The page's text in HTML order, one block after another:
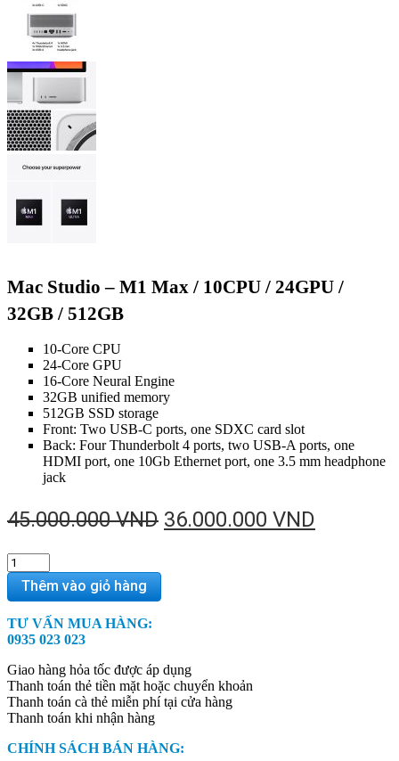
Mac Studio – M1 Max / 10CPU / 24GPU /
32GB / 512GB
10-Core CPU
24-Core GPU
16-Core Neural Engine
32GB unified memory
512GB SSD storage
Front: Two USB-C ports, one SDXC card slot
Back: Four Thunderbolt 4 ports, two USB-A ports, one
HDMI port, one 10Gb Ethernet port, one 3.5 mm headphone
jack
45.000.000VND Giá
36.000.000 VND
Mac
Studio
Max
/
/
24GPU
/
32GB
512GB
Thêm vào giỏ hàng
TƯ VẤN MUA HÀNG:
0935 023 023
Giao hàng hỏa tốc được áp dụng
Thanh toán thẻ tiền mặt hoặc chuyển khoản
Thanh toán cà thẻ miễn phí tại cửa hàng
Thanh toán khi nhận hàng
CHÍNH SÁCH BÁN HÀNG: